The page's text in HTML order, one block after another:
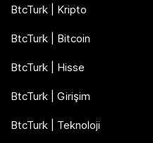
BtcTurk | Kripto
BtcTurk | Bitcoin
BtcTurk | Hisse
BtcTurk | Girişim
BtcTurk | Teknoloji